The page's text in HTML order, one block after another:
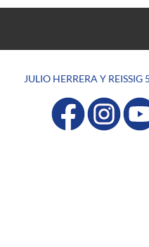
JULIO HERRERA Y